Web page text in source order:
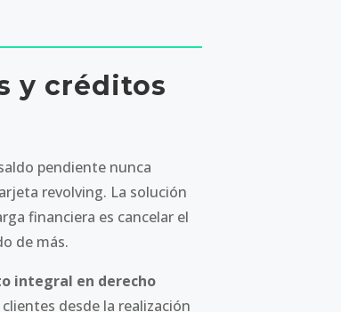
y créditos
pendiente nunca
revolving. La solución
financiera es cancelar el
de más.
integral en derecho
desde la realización